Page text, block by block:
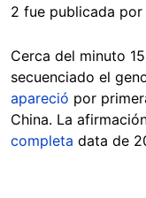
2 fue publicada
Cerca del minuto
secuenciado el
apareció por
China. La
completa data de